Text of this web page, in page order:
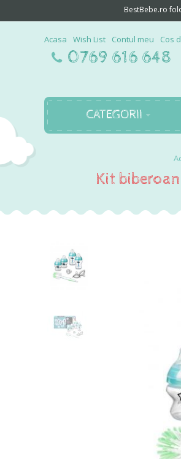
Acasa Wish List Contul meu Cos
0769 616 648
CATEGORII
Kit
BestBebe.ro